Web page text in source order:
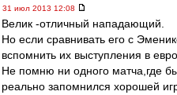
31 июл 2013 12:08
Велик -отличный нападающий.
Но если сравнивать его с
вспомнить их выступления в
Не помню ни одного матча,где
реально запомнился хорошей